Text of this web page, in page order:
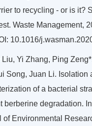
to recycling - or is it?
Waste Management,
10.1016/
Liu, Yi Zhang, Ping
Song, Juan Li. Isolation
of a bacterial
berberine degradation.
of Environmental